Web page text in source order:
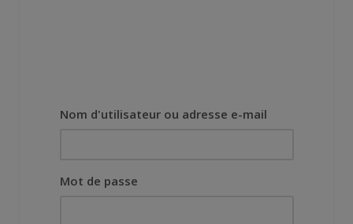
Nom d'utilisateur ou adresse e-mail
Mot de passe